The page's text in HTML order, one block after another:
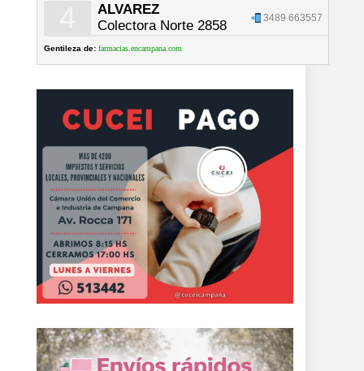
ALVAREZ
Colectora Norte 2858
3489 663557
Gentileza de: farmacias.encampana.com